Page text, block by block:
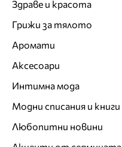
Здраве и красота
Грижи за тялото
Аромати
Аксесоари
Интимна мода
Модни списания и книги
Любопитни новини